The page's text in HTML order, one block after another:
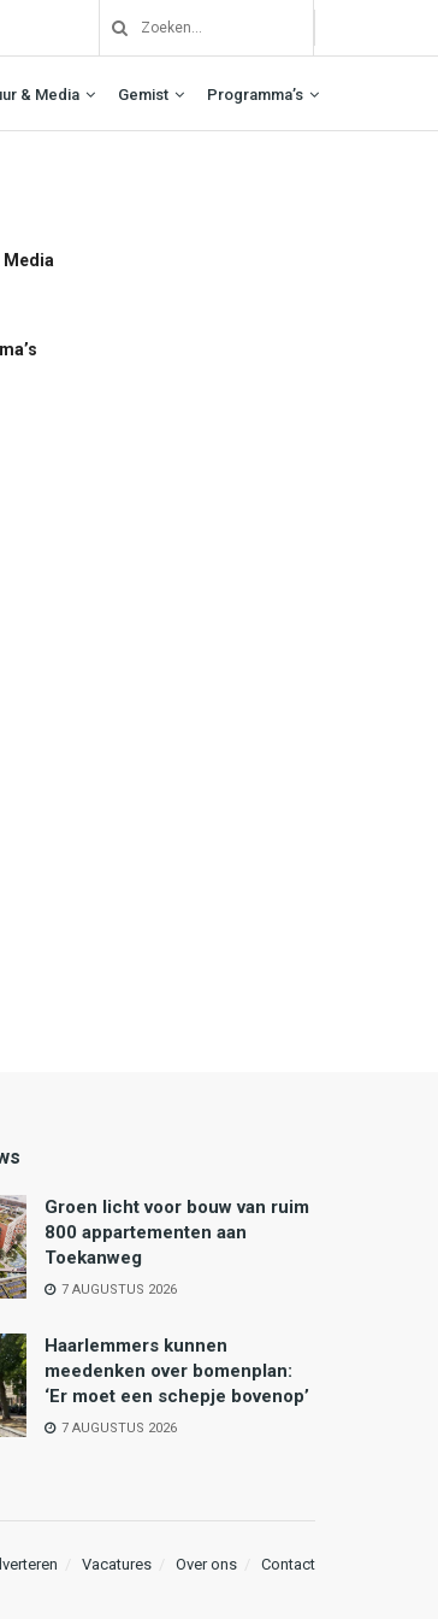
& Media Gemist Programma’s
Media
Groen licht voor bouw van ruim
800 appartementen aan
Toekanweg
7 AUGUSTUS 2026
Haarlemmers kunnen
meedenken over bomenplan:
‘Er moet een schepje bovenop’
7 AUGUSTUS 2026
Vacatures Over ons Contact